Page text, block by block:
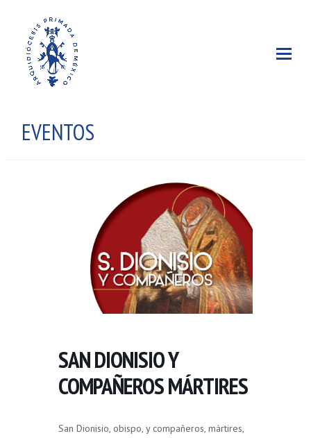
EVENTOS
SAN DIONISIO Y
COMPAÑEROS MÁRTIRES
San Dionisio, obispo, y compañeros, mártires,